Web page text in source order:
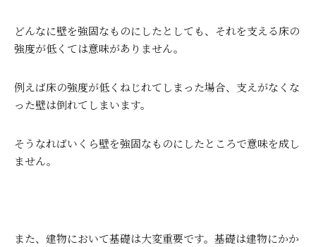
どんなに壁を強固なものにしたとしても、それを支える床の
強度が低くては意味がありません。
例えば床の強度が低くねじれてしまった場合、支えがなくな
った壁は倒れてしまいます。
そうなればいくら壁を強固なものにしたところで意味を成し
ません。
また、建物において基礎は大変重要です。基礎は建物にかか